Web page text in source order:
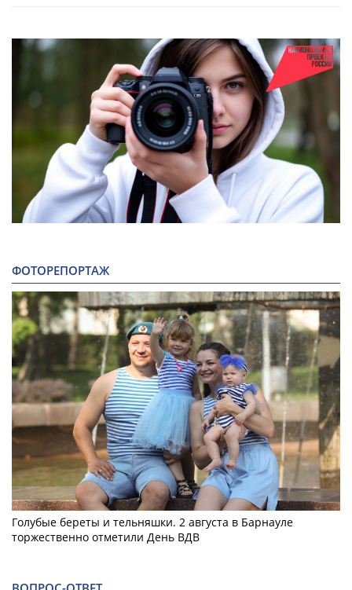
ФОТОРЕПОРТАЖ
Голубые береты и тельняшки. 2 августа в Барнауле
торжественно отметили День ВДВ